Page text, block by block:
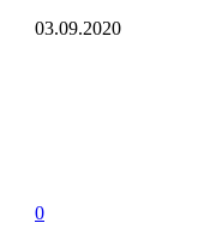
03.09.2020
0